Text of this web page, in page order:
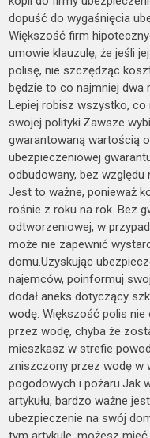
dopuść do wygaśnięcia
Większość firm
umowie klauzulę, że jeśli
polisę, nie szczędząc
będzie to co najmniej dwa
Lepiej robisz wszystko,
swojej polityki.Zawsze
gwarantowaną wartością
ubezpieczeniowej
odbudowany, bez
Jest to ważne, ponieważ
rośnie z roku na rok. Bez
odtworzeniowej, w
może nie zapewnić
domu.Uzyskując
najemców, poinformuj
dodał aneks dotyczący
wodę. Większość polis
przez wodę, chyba że
mieszkasz w strefie
zniszczony przez wodę w
pogodowych i pożaru.Jak
artykułu, bardzo ważne
ubezpieczenie na swój